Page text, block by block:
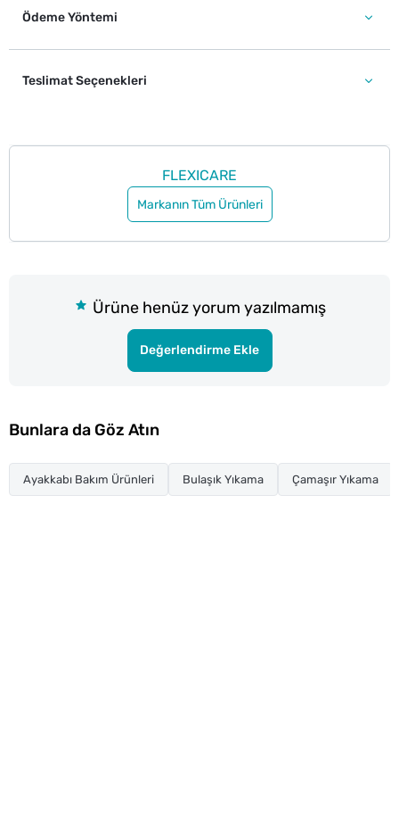
Ödeme Yöntemi
Teslimat Seçenekleri
FLEXICARE
Markanın Tüm Ürünleri
Ürüne henüz yorum yazılmamış
Değerlendirme Ekle
Bunlara da Göz Atın
Ayakkabı Bakım Ürünleri Bulaşık Yıkama Çamaşır Yıkama